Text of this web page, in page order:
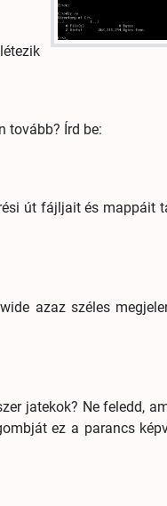
tovább? Írd be:
út fájljait és mappáit
azaz széles
jatekok? Ne feledd,
ez a parancs